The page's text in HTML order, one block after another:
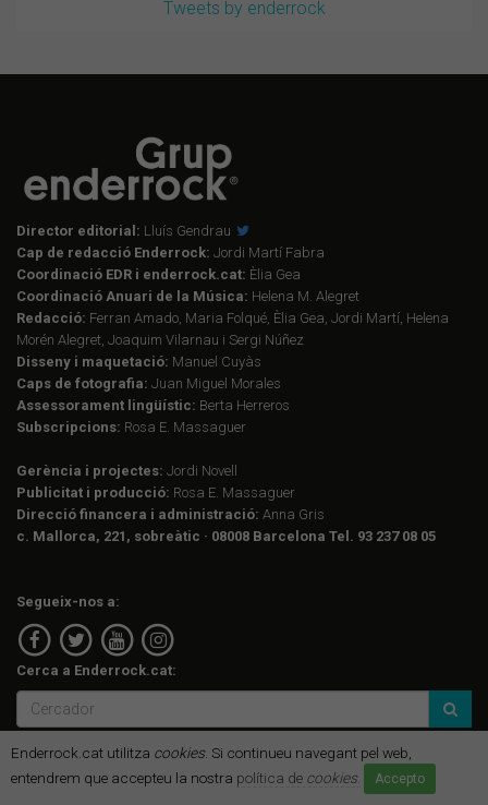
Enderrock.cat utilitza cookies. Si continueu navegant pel web,
entendrem que accepteu la nostra política de cookies. Accepto
Tweets by enderrock
Director editorial: Lluís Gendrau
Cap de redacció Enderrock: Jordi Martí Fabra
Coordinació EDR i enderrock.cat: Èlia Gea
Coordinació Anuari de la Música: Helena M. Alegret
Redacció: Ferran Amado, Maria Folqué, Èlia Gea, Jordi Martí, Helena
Morén Alegret, Joaquim Vilarnau i Sergi Núñez
Disseny i maquetació: Manuel Cuyàs
Caps de fotografia: Juan Miguel Morales
Assessorament lingüístic: Berta Herreros
Subscripcions: Rosa E. Massaguer
Gerència i projectes: Jordi Novell
Publicitat i producció: Rosa E. Massaguer
Direcció financera i administració: Anna Gris
c. Mallorca, 221, sobreàtic · 08008 Barcelona Tel. 93 237 08 05
Segueix-nos a:
Cerca a Enderrock.cat:
Informació corporativa